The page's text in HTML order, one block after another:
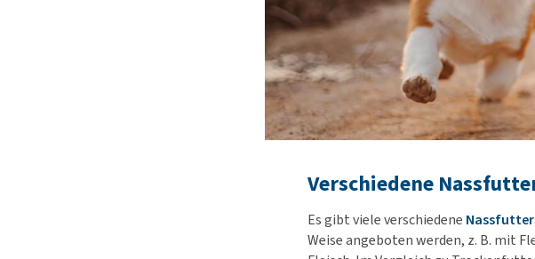
Verschiedene
Es gibt viele verschiedene
Weise angeboten werden, z. B. mit